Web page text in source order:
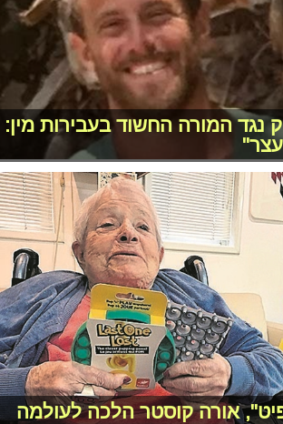
נגד המורה החשוד בעבירות מין:
אורה קוסטר הלכה לעולמה